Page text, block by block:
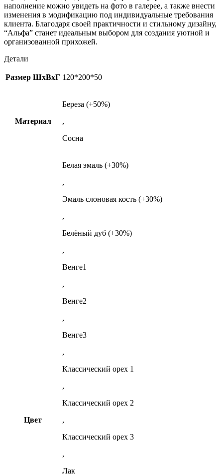
наполнение можно увидеть на фото в галерее, а также внести
изменения в модификацию под индивидуальные требования
клиента. Благодаря своей практичности и стильному дизайну,
“Альфа” станет идеальным выбором для создания уютной и
организованной прихожей.
Детали
Размер ШxВxГ 120*200*50
Материал
Береза (+50%)
,
Сосна
Цвет
Белая эмаль (+30%)
,
Эмаль слоновая кость (+30%)
,
Белёный дуб (+30%)
,
Венге1
,
Венге2
,
Венге3
,
Классический орех 1
,
Классический орех 2
,
Классический орех 3
,
Лак